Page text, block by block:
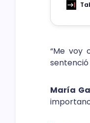
“Me voy
sentenció
María